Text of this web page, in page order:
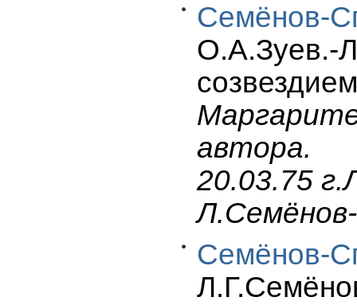
Семёнов-
О.А.Зуев.-
автора.
20.03.75
Семёнов-